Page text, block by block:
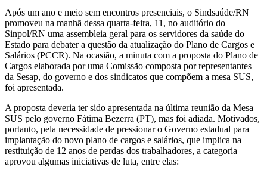
Após um ano e meio sem encontros presenciais, o Sindsaúde/RN
promoveu na manhã dessa quarta-feira, 11, no auditório do
Sinpol/RN uma assembleia geral para os servidores da saúde do
Estado para debater a questão da atualização do Plano de Cargos e
Salários (PCCR). Na ocasião, a minuta com a proposta do Plano de
Cargos elaborada por uma Comissão composta por representantes
da Sesap, do governo e dos sindicatos que compõem a mesa SUS,
foi apresentada.
A proposta deveria ter sido apresentada na última reunião da Mesa
SUS pelo governo Fátima Bezerra (PT), mas foi adiada. Motivados,
portanto, pela necessidade de pressionar o Governo estadual para
implantação do novo plano de cargos e salários, que implica na
restituição de 12 anos de perdas dos trabalhadores, a categoria
aprovou algumas iniciativas de luta, entre elas: